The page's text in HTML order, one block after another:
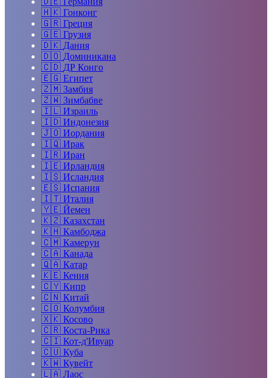
🇭🇰 Гонконг
🇬🇷 Греция
🇬🇪 Грузия
🇩🇰 Дания
🇩🇴 Доминикана
🇨🇩 ДР Конго
🇪🇬 Египет
🇿🇲 Замбия
🇿🇼 Зимбабве
🇮🇱 Израиль
🇮🇩 Индонезия
🇯🇴 Иордания
🇮🇶 Ирак
🇮🇷 Иран
🇮🇪 Ирландия
🇮🇸 Исландия
🇪🇸 Испания
🇮🇹 Италия
🇾🇪 Йемен
🇰🇿 Казахстан
🇰🇭 Камбоджа
🇨🇲 Камерун
🇨🇦 Канада
🇶🇦 Катар
🇰🇪 Кения
🇨🇾 Кипр
🇨🇳 Китай
🇨🇴 Колумбия
🇽🇰 Косово
🇨🇷 Коста-Рика
🇨🇮 Кот-д'Ивуар
🇨🇺 Куба
🇰🇼 Кувейт
🇱🇦 Лаос